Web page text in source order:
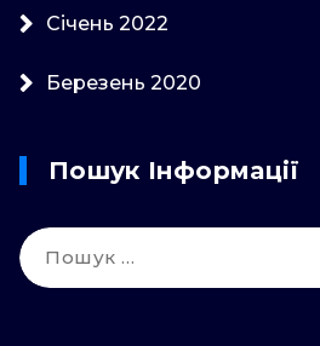
Січень 2022
Березень 2020
Пошук Інформації
Пошук: